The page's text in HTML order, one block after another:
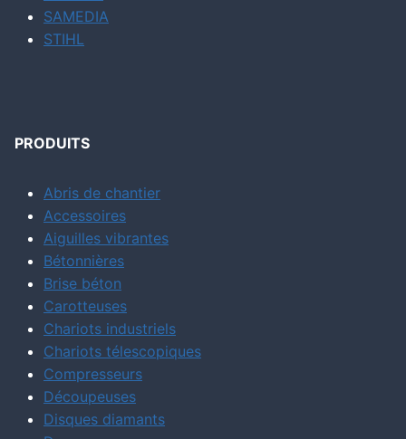
SAMEDIA
STIHL
PRODUITS
Abris de chantier
Accessoires
Aiguilles vibrantes
Bétonnières
Brise béton
Carotteuses
Chariots industriels
Chariots télescopiques
Compresseurs
Découpeuses
Disques diamants